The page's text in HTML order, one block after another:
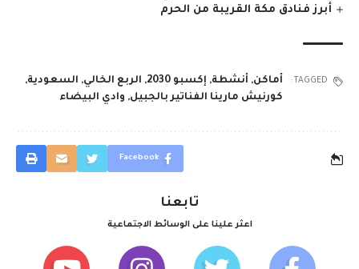
أبرز فنادق مكة القريبة من الحرم
TAGGED: أماكن, أنشطة, إكسبو 2030 , الربع الخالي, السعودية,
كورنيش مارينا الفناتير بالجبيل, وادي البيضاء
Facebook
تابعنا
اعثر علينا على الوسائط الاجتماعية